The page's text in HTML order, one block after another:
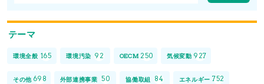
テーマ
環境全般 165 環境汚染 92 OECM 250 気候変動 927
その他 698 外部連携事業 50 協働取組 84 エネルギー 752